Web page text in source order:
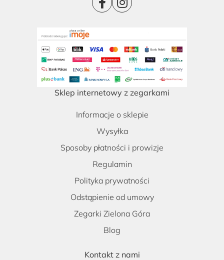
Sklep internetowy z zegarkami
Informacje o sklepie
Wysyłka
Sposoby płatności i prowizje
Regulamin
Polityka prywatności
Odstąpienie od umowy
Zegarki Zielona Góra
Blog
Kontakt z nami